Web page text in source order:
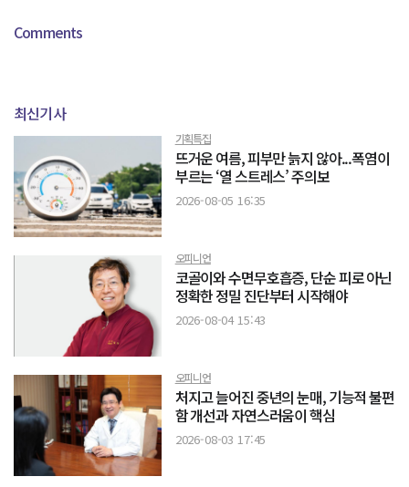
Comments
최신기사
기획특집
뜨거운 여름, 피부만 늙지 않아...폭염이
부르는 ‘열 스트레스’ 주의보
2026-08-05 16:35
오피니언
코골이와 수면무호흡증, 단순 피로 아닌
정확한 정밀 진단부터 시작해야
2026-08-04 15:43
오피니언
처지고 늘어진 중년의 눈매, 기능적 불편
함 개선과 자연스러움이 핵심
2026-08-03 17:45